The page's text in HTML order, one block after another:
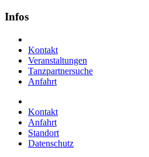
Infos
Kontakt
Veranstaltungen
Tanzpartnersuche
Anfahrt
Kontakt
Anfahrt
Standort
Datenschutz